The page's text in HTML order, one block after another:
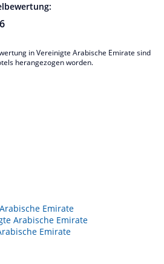
6
in Vereinigte Arabische Emirate sind
herangezogen worden.
Emirate
Arabische Emirate
Emirate